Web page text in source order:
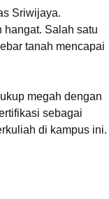
Sriwijaya.
hangat. Salah satu
tanah mencapai
megah dengan
sebagai
di kampus ini.